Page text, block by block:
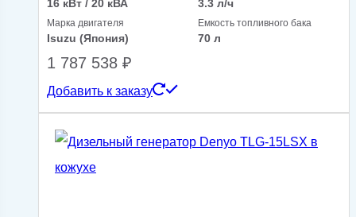
16 кВт / 20 кВА 3.3 л/ч
Марка двигателя
Isuzu (Япония)
Емкость топливного бака
70 л
1 787 538 ₽
Добавить к заказу